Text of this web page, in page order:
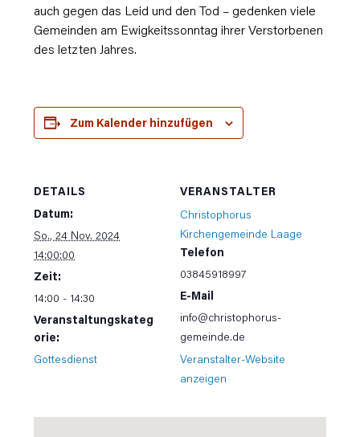
auch gegen das Leid und den Tod – gedenken viele
Gemeinden am Ewigkeitssonntag ihrer Verstorbenen
des letzten Jahres.
Zum Kalender hinzufügen
DETAILS
Datum:
So., 24 Nov. 2024
14:00:00
Zeit:
14:00 - 14:30
Veranstaltungskateg
orie:
Gottesdienst
VERANSTALTER
Christophorus
Kirchengemeinde Laage
Telefon
03845918997
E-Mail
info@christophorus-
gemeinde.de
Veranstalter-Website
anzeigen